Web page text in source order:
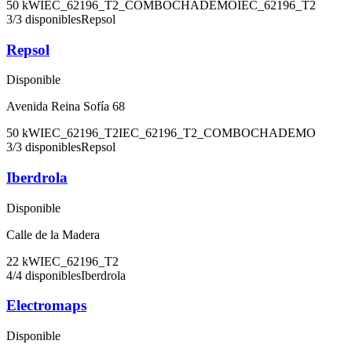
50 kWIEC_62196_T2_COMBOCHADEMOIEC_62196_T2
3/3 disponiblesRepsol
Repsol
Disponible
Avenida Reina Sofía 68
50 kWIEC_62196_T2IEC_62196_T2_COMBOCHADEMO
3/3 disponiblesRepsol
Iberdrola
Disponible
Calle de la Madera
22 kWIEC_62196_T2
4/4 disponiblesIberdrola
Electromaps
Disponible